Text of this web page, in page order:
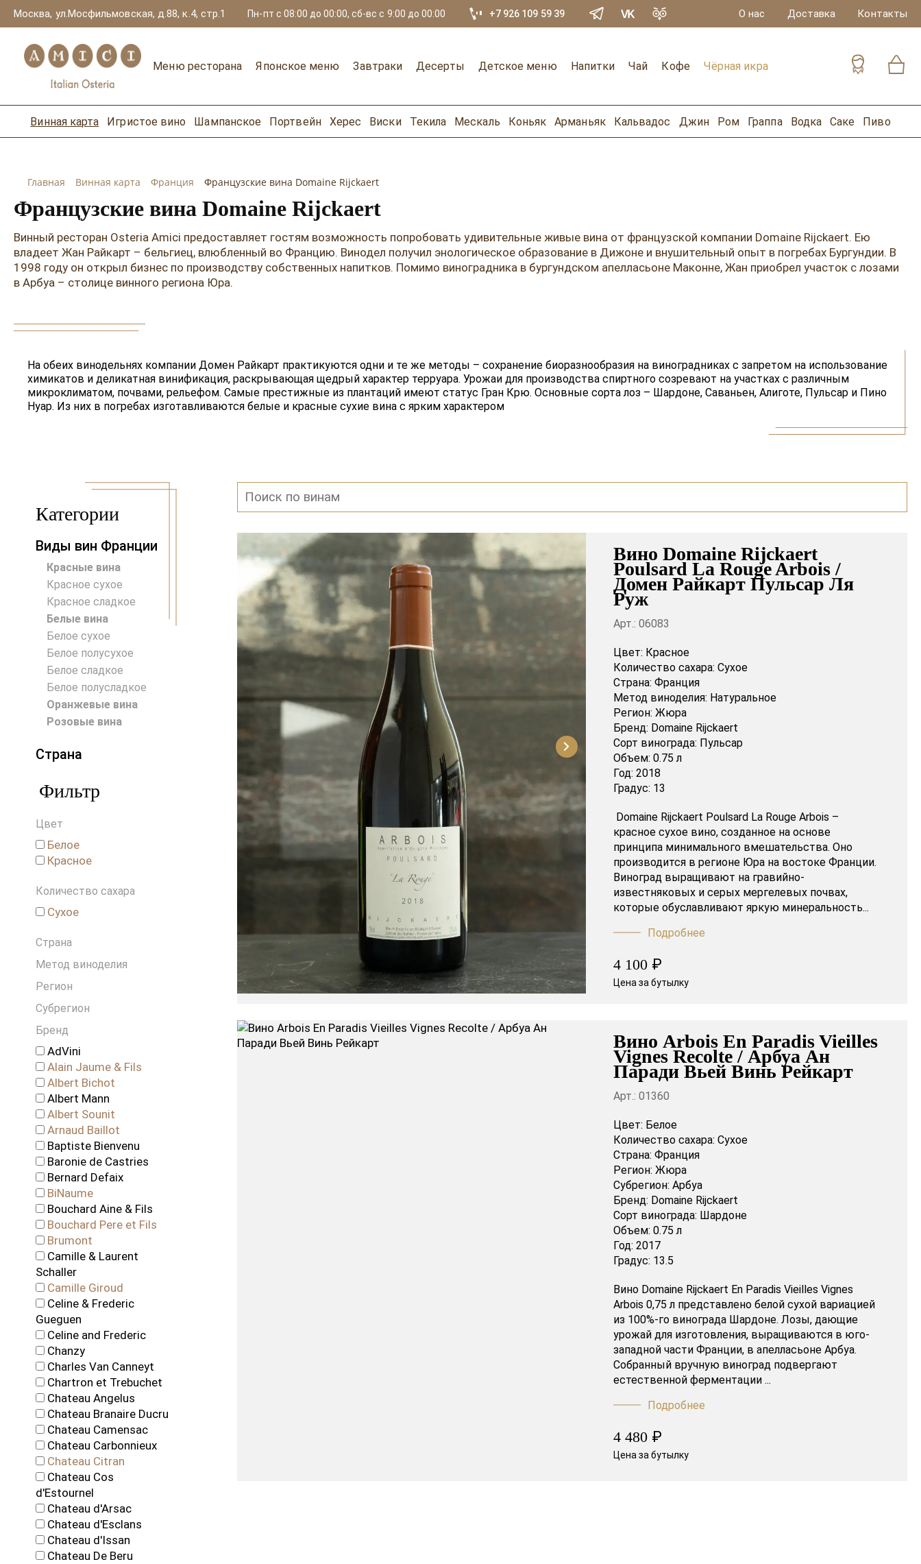
Москва, ул.Мосфильмовская, д.88, к.4, стр.1 Пн-пт с 08:00 до 00:00, сб-вс с 9:00 до 00:00 +7 926 109 59 39 О нас Доставка Контакты
Меню ресторана Японское меню Завтраки Десерты Детское меню Напитки Чай Кофе Чёрная икра
Винная карта Игристое вино Шампанское Портвейн Херес Виски Текила Мескаль Коньяк Арманьяк Кальвадос Джин Ром Граппа Водка Саке Пиво
Главная Винная карта Франция Французские вина Domaine Rijckaert
Французские вина Domaine Rijckaert
Винный ресторан Osteria Amici предоставляет гостям возможность попробовать удивительные живые вина от французской компании Domaine Rijckaert. Ею
владеет Жан Райкарт – бельгиец, влюбленный во Францию. Винодел получил энологическое образование в Дижоне и внушительный опыт в погребах Бургундии. В
1998 году он открыл бизнес по производству собственных напитков. Помимо виноградника в бургундском апелласьоне Маконне, Жан приобрел участок с лозами
в Арбуа – столице винного региона Юра.
На обеих винодельнях компании Домен Райкарт практикуются одни и те же методы – сохранение биоразнообразия на виноградниках с запретом на использование
химикатов и деликатная винификация, раскрывающая щедрый характер терруара. Урожаи для производства спиртного созревают на участках с различным
микроклиматом, почвами, рельефом. Самые престижные из плантаций имеют статус Гран Крю. Основные сорта лоз – Шардоне, Саваньен, Алиготе, Пульсар и Пино
Нуар. Из них в погребах изготавливаются белые и красные сухие вина с ярким характером
Категории
Виды вин Франции
Красные вина
Красное сухое
Красное сладкое
Белые вина
Белое сухое
Белое полусухое
Белое сладкое
Белое полусладкое
Оранжевые вина
Розовые вина
Страна
Австрия
Венгрия
Германия
Греция
Израиль
Испания
Ливан
Новая Зеландия
Португалия
Словения
США
Франция
Чехия
Чили
ЮАР
Фильтр
Цвет
Белое
Красное
Количество сахара
Сухое
Страна
Метод виноделия
Регион
Субрегион
Бренд
AdVini
Alain Jaume & Fils
Albert Bichot
Albert Mann
Albert Sounit
Arnaud Baillot
Baptiste Bienvenu
Baronie de Castries
Bernard Defaix
BiNaume
Bouchard Aine & Fils
Bouchard Pere et Fils
Brumont
Camille & Laurent
Schaller
Camille Giroud
Celine & Frederic
Gueguen
Celine and Frederic
Chanzy
Charles Van Canneyt
Chartron et Trebuchet
Chateau Angelus
Chateau Branaire Ducru
Chateau Camensac
Chateau Carbonnieux
Chateau Citran
Chateau Cos
d'Estournel
Chateau d'Arsac
Chateau d'Esclans
Chateau d'Issan
Chateau De Beru
Вино Domaine Rijckaert
Poulsard La Rouge Arbois /
Домен Райкарт Пульсар Ля
Руж
Арт.: 06083
Цвет: Красное
Количество сахара: Сухое
Страна: Франция
Метод виноделия: Натуральное
Регион: Жюра
Бренд: Domaine Rijckaert
Сорт винограда: Пульсар
Объем: 0.75 л
Год: 2018
Градус: 13
Domaine Rijckaert Poulsard La Rouge Arbois –
красное сухое вино, созданное на основе
принципа минимального вмешательства. Оно
производится в регионе Юра на востоке Франции.
Виноград выращивают на гравийно-
известняковых и серых мергелевых почвах,
которые обуславливают яркую минеральность...
Подробнее
4 100 ₽
Цена за бутылку
Вино Arbois En Paradis Vieilles
Vignes Recolte / Арбуа Ан
Паради Вьей Винь Рейкарт
Арт.: 01360
Цвет: Белое
Количество сахара: Сухое
Страна: Франция
Регион: Жюра
Субрегион: Арбуа
Бренд: Domaine Rijckaert
Сорт винограда: Шардоне
Объем: 0.75 л
Год: 2017
Градус: 13.5
Вино Domaine Rijckaert En Paradis Vieilles Vignes
Arbois 0,75 л представлено белой сухой вариацией
из 100%-го винограда Шардоне. Лозы, дающие
урожай для изготовления, выращиваются в юго-
западной части Франции, в апелласьоне Арбуа.
Собранный вручную виноград подвергают
естественной ферментации ...
Подробнее
4 480 ₽
Цена за бутылку